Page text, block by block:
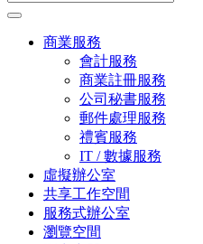
商業服務
會計服務
商業註冊服務
公司秘書服務
郵件處理服務
禮賓服務
IT / 數據服務
虛擬辦公室
共享工作空間
服務式辦公室
瀏覽空間